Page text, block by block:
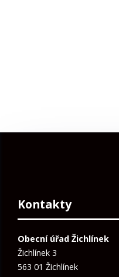
Kontakty
Obecní úřad Žichlínek
Žichlínek 3
563 01 Žichlínek